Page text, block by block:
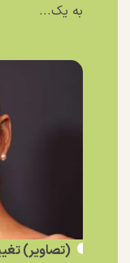
به یک...
(تصاویر)